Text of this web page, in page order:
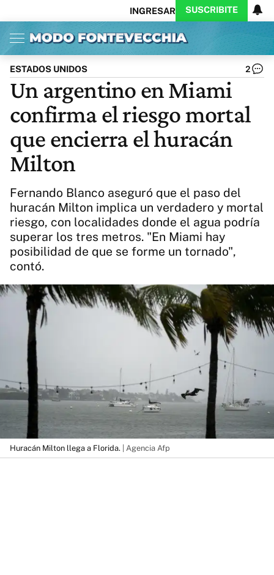
INGRESAR SUSCRIBITE
Inicio Ahora
Opinión
Política
Ciencia
Cultura
Arte
Educación
Internacional
Clima
CARAS
Exitoina
Turismo
Videos
Córdoba
Reperfilar
Business
Diario del Juicio
Actualidad
ESTADOS UNIDOS 2
Un argentino en Miami
confirma el riesgo mortal
que encierra el huracán
Milton
Fernando Blanco aseguró que el paso del
huracán Milton implica un verdadero y mortal
riesgo, con localidades donde el agua podría
superar los tres metros. "En Miami hay
posibilidad de que se forme un tornado",
contó.
Huracán Milton llega a Florida. | Agencia Afp